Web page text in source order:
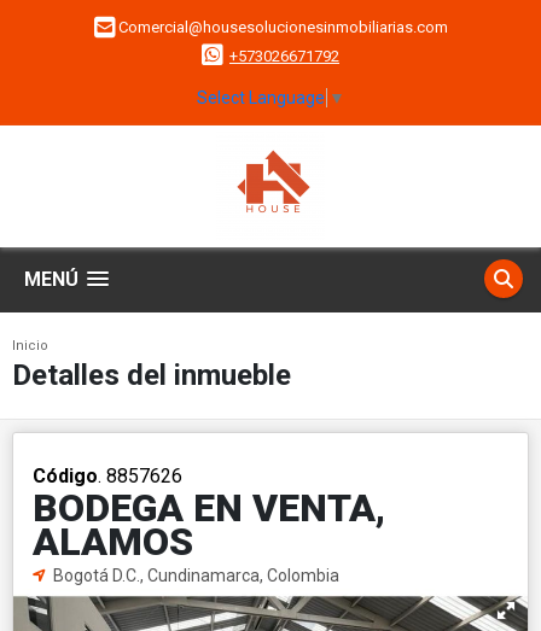
Comercial@housesolucionesinmobiliarias.com
+573026671792
Select Language ▼
MENÚ
Inicio
Detalles del inmueble
Código. 8857626
BODEGA EN VENTA,
ALAMOS
Bogotá D.C., Cundinamarca, Colombia